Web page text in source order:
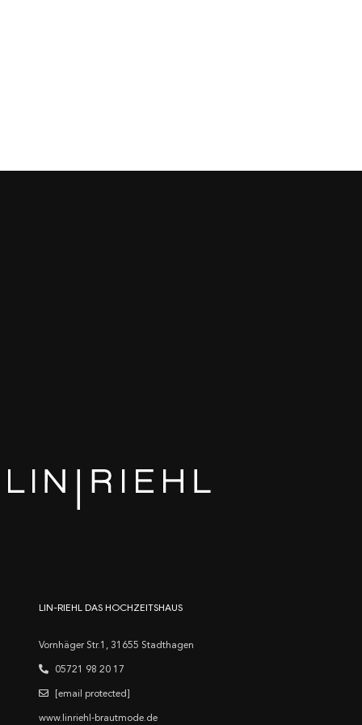
LIN-RIEHL DAS HOCHZEITSHAUS
Vornhäger Str.1, 31655 Stadthagen
05721 98 20 17
[email protected]
www.linriehl-brautmode.de